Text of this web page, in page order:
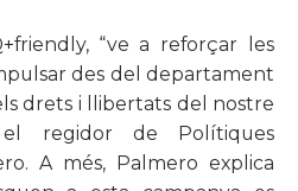
“ve a reforçar les
des del departament
drets i llibertats del nostre
el regidor de Polítiques
A més, Palmero explica